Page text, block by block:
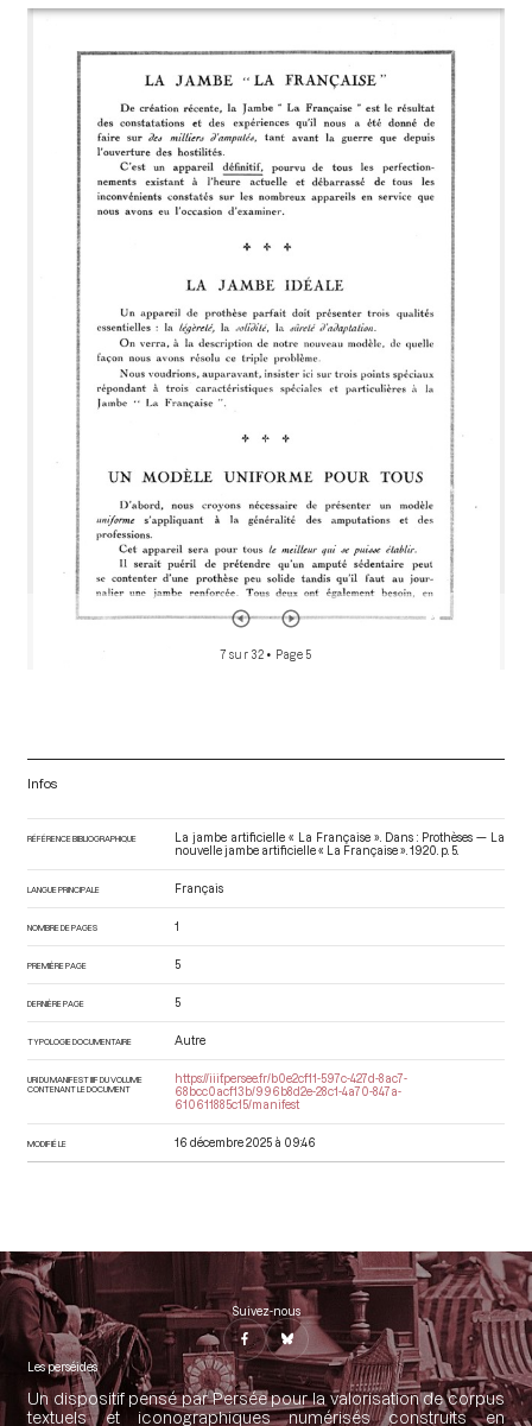
s
7 sur 32• Page 5
Infos
RÉFÉRENCE BIBLIOGRAPHIQUE
La jambe artificielle « La Française ». Dans : Prothèses — La
nouvelle jambe artificielle « La Française » . 1920. p. 5.
LANGUE PRINCIPALE Français
NOMBRE DE PAGES 1
PREMIÈRE PAGE 5
DERNIÈRE PAGE 5
TYPOLOGIE DOCUMENTAIRE Autre
URI DU MANIFEST IIIF DU VOLUME
CONTENANT LE DOCUMENT
https://iiif.persee.fr/b0e2cf11-597c-427d-8ac7-
68bcc0acf13b/996b8d2e-28c1-4a70-847a-
610611885c15/manifest
MODIFIÉ LE 16 décembre 2025 à 09:46
Suivez-nous
Les perséides
Un dispositif pensé par Persée pour la valorisation de corpus
textuels et iconographiques numérisés construits en